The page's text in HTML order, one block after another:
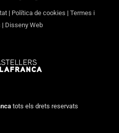
| Política de cookies | Termes i
| Disseny Web
tots els drets reservats